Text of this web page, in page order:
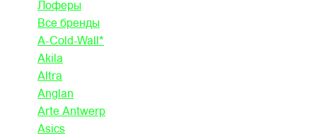
Лоферы
Все бренды
A-Cold-Wall*
Akila
Altra
Anglan
Arte Antwerp
Asics